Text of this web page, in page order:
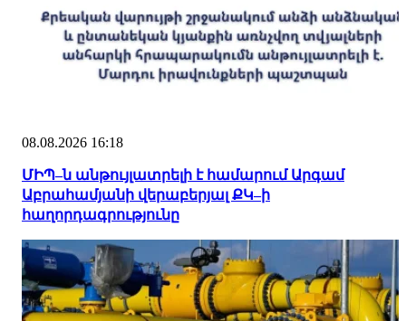
08.08.2026 16:18
ՄԻՊ–ն անթույլատրելի է համարում Արգամ
Աբրահամյանի վերաբերյալ ՔԿ–ի
հաղորդագրությունը